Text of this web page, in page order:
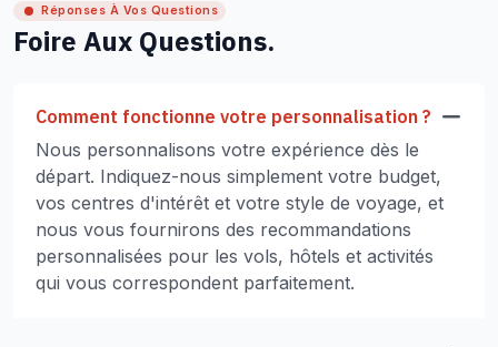
Réponses À Vos Questions
Foire Aux Questions.
Comment fonctionne votre personnalisation ?
Nous personnalisons votre expérience dès le
départ. Indiquez-nous simplement votre budget,
vos centres d'intérêt et votre style de voyage, et
nous vous fournirons des recommandations
personnalisées pour les vols, hôtels et activités
qui vous correspondent parfaitement.